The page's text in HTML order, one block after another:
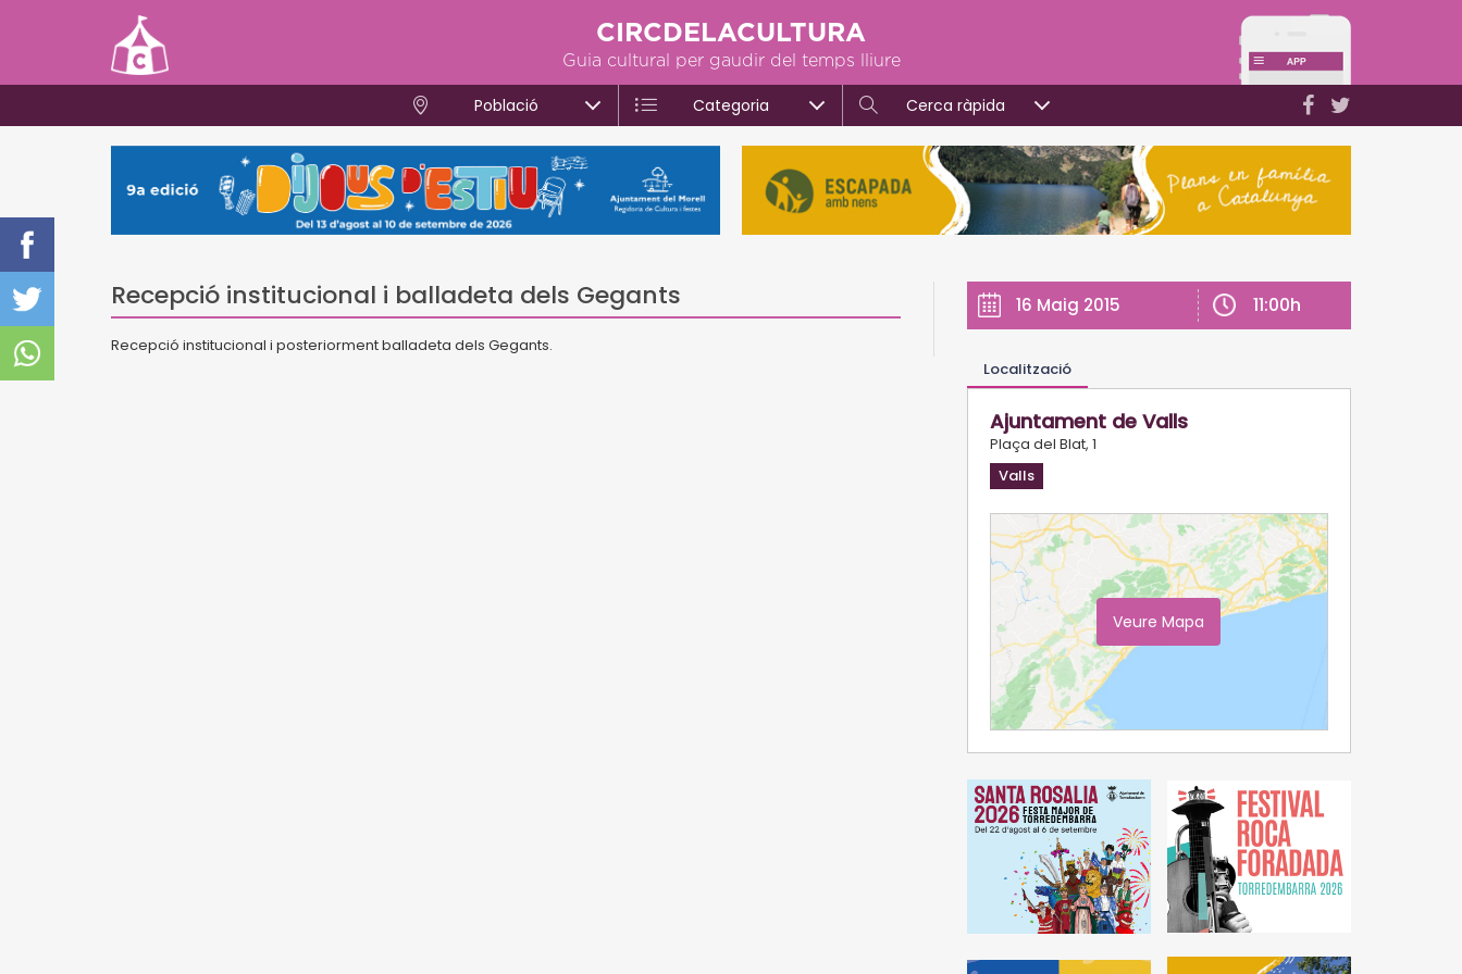
CIRCDELACULTURA
Guia cultural per gaudir del temps lliure
Població Categoria Cerca ràpida
Recepció institucional i balladeta dels Gegants
Recepció institucional i posteriorment balladeta dels Gegants.
16 Maig 2015 11:00h
Localització
Ajuntament de Valls
Plaça del Blat, 1
Valls
Veure Mapa